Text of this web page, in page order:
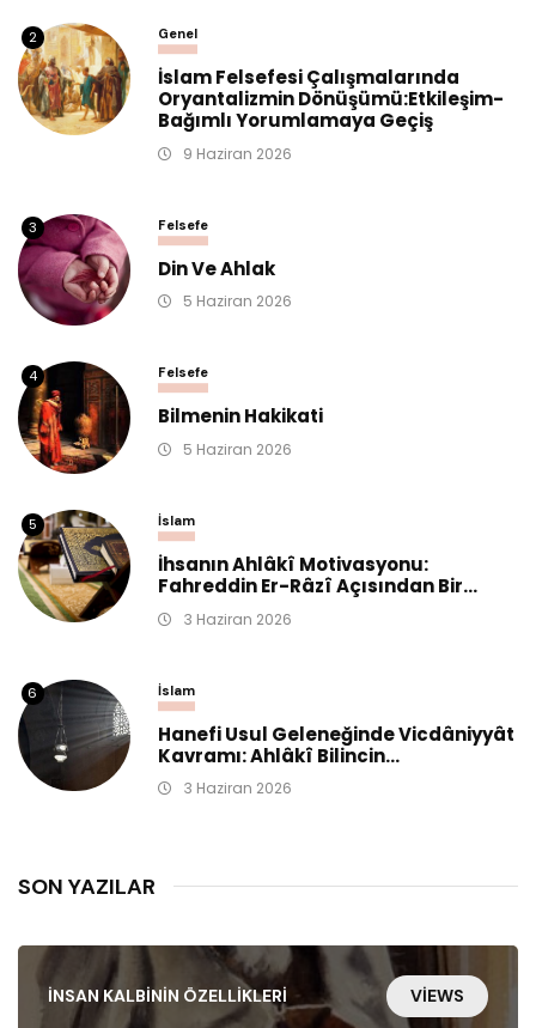
2 Genel
İslam Felsefesi Çalışmalarında
Oryantalizmin Dönüşümü:Etkileşim-
Bağımlı Yorumlamaya Geçiş
9 Haziran 2026
3 Felsefe
Din Ve Ahlak
5 Haziran 2026
4 Felsefe
Bilmenin Hakikati
5 Haziran 2026
5 İslam
İhsanın Ahlâkî Motivasyonu:
Fahreddin Er-Râzî Açısından Bir...
3 Haziran 2026
6 İslam
Hanefi Usul Geleneğinde Vicdâniyyât
Kavramı: Ahlâkî Bilincin...
3 Haziran 2026
SON YAZILAR
İNSAN KALBININ ÖZELLIKLERI VIEWS